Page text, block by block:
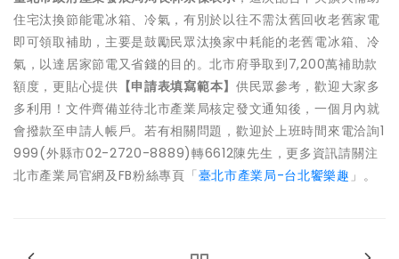
住宅汰換節能電冰箱、冷氣，有別於以往不需汰舊回收老舊家電
即可領取補助，主要是鼓勵民眾汰換家中耗能的老舊電冰箱、冷
氣，以達居家節電又省錢的目的。北市府爭取到7,200萬補助款
額度，更貼心提供 【申請表填寫範本】 供民眾參考，歡迎大家多
多利用！文件齊備並待北市產業局核定發文通知後，一個月內就
會撥款至申請人帳戶。若有相關問題，歡迎於上班時間來電洽詢1
999(外縣市02-2720-8889)轉6612陳先生，更多資訊請關注
北市產業局官網及FB粉絲專頁「臺北市產業局-台北饗樂趣 」。